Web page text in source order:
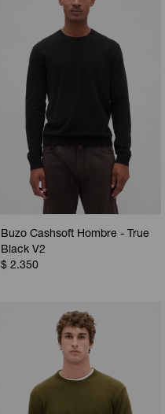
Buzo Cashsoft Hombre - True
Black V2
$ 2.350